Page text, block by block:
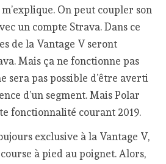
On peut coupler son
un compte Strava. Dans ce
de la Vantage V seront
Mais ça ne fonctionne pas
sera pas possible d’être averti
d’un segment. Mais Polar
fonctionnalité courant 2019.
exclusive à la Vantage V,
course à pied au poignet. Alors,